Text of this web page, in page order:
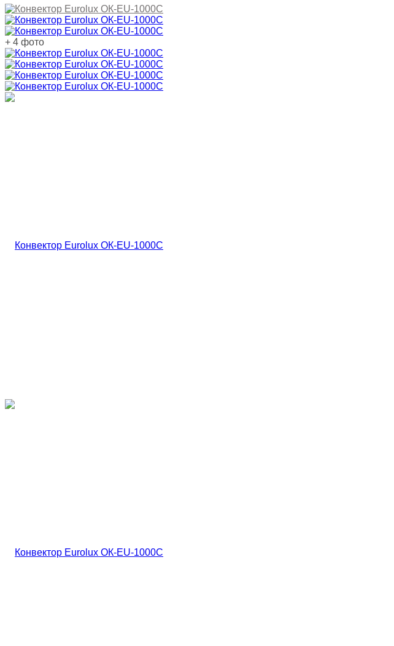
+ 4 фото